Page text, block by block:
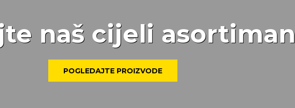
naš cijeli asortiman
POGLEDAJTE PROIZVODE